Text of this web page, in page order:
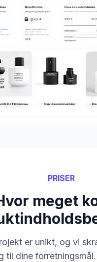
PRISER
meget
er unikt, og vi
til dine